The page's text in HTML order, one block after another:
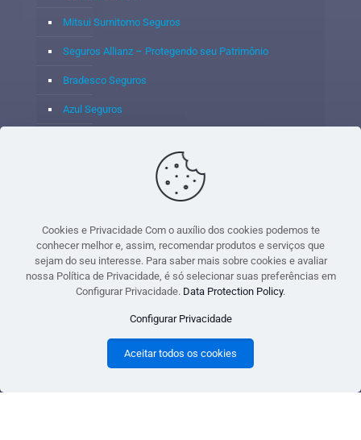
Mitsui Sumitomo Seguros
Seguros Allianz – Protegendo seu Patrimônio
Bradesco Seguros
Azul Seguros
© 2020 - Yoshie & Maia Corretora de Seguros Ltda - CNPJ:
05.459.716/0001-75 - SUSEP: 100637106 AV DOS
PAVIMENTO - CEP 06.020-012 - VILA YARA - OSASCO - UF SP -
TELEFONE - (11) 8251-9266
Cookies e Privacidade Com o auxílio dos cookies podemos te
conhecer melhor e, assim, recomendar produtos e serviços que
sejam do seu interesse. Para saber mais sobre cookies e avaliar
nossa Política de Privacidade, é só selecionar suas preferências em
Configurar Privacidade. Data Protection Policy.
Configurar Privacidade
Aceitar todos os cookies